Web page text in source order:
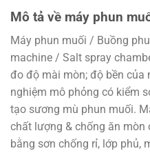
Mô tả về máy phun
Máy phun muối / Buồng
machine / Salt spray
đo độ mài mòn; độ bền của
nghiệm mô phỏng có kiểm
tạo sương mù phun muối.
chất lượng & chống ăn mòn
bằng sơn chống rỉ, lớp phủ,